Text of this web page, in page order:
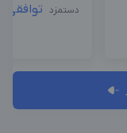
دستمزد توافقی